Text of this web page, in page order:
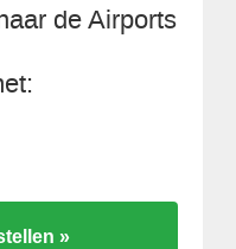
de Airports
»